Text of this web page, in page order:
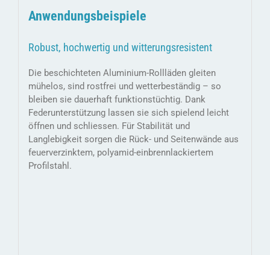
Anwendungsbeispiele
Robust, hochwertig und witterungsresistent
Die beschichteten Aluminium-Rollläden gleiten
mühelos, sind rostfrei und wetterbeständig – so
bleiben sie dauerhaft funktionstüchtig. Dank
Federunterstützung lassen sie sich spielend leicht
öffnen und schliessen. Für Stabilität und
Langlebigkeit sorgen die Rück- und Seitenwände aus
feuerverzinktem, polyamid-einbrennlackiertem
Profilstahl.